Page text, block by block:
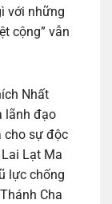
với những
cộng” vẫn
Nhất
lãnh đạo
cho sự độc
Lạt Ma
lực chống
Cha